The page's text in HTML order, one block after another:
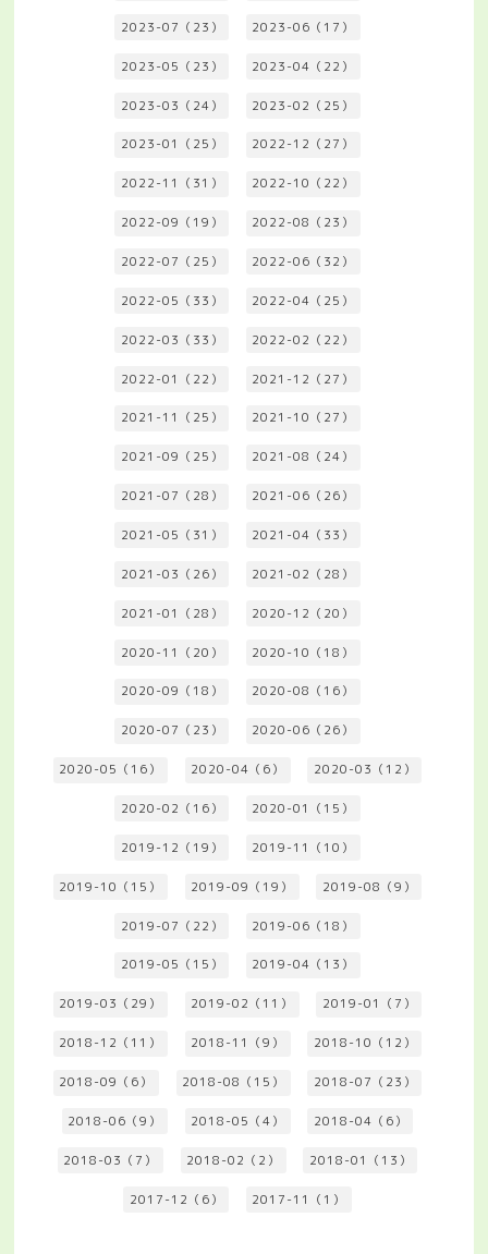
2023-07（23） 2023-06（17）
2023-05（23） 2023-04（22）
2023-03（24） 2023-02（25）
2023-01（25） 2022-12（27）
2022-11（31） 2022-10（22）
2022-09（19） 2022-08（23）
2022-07（25） 2022-06（32）
2022-05（33） 2022-04（25）
2022-03（33） 2022-02（22）
2022-01（22） 2021-12（27）
2021-11（25） 2021-10（27）
2021-09（25） 2021-08（24）
2021-07（28） 2021-06（26）
2021-05（31） 2021-04（33）
2021-03（26） 2021-02（28）
2021-01（28） 2020-12（20）
2020-11（20） 2020-10（18）
2020-09（18） 2020-08（16）
2020-07（23） 2020-06（26）
2020-05（16） 2020-04（6） 2020-03（12）
2020-02（16） 2020-01（15）
2019-12（19） 2019-11（10）
2019-10（15） 2019-09（19） 2019-08（9）
2019-07（22） 2019-06（18）
2019-05（15） 2019-04（13）
2019-03（29） 2019-02（11） 2019-01（7）
2018-12（11） 2018-11（9） 2018-10（12）
2018-09（6） 2018-08（15） 2018-07（23）
2018-06（9） 2018-05（4） 2018-04（6）
2018-03（7） 2018-02（2） 2018-01（13）
2017-12（6） 2017-11（1）